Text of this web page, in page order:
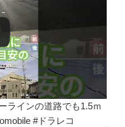
ラインの道路でも1.5ｍ
#ドラレコ